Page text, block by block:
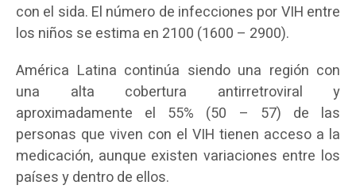
con el sida. El número de infecciones por VIH entre
los niños se estima en 2100 (1600 – 2900).
América Latina continúa siendo una región con
una alta cobertura antirretroviral y
aproximadamente el 55% (50 – 57) de las
personas que viven con el VIH tienen acceso a la
medicación, aunque existen variaciones entre los
países y dentro de ellos.